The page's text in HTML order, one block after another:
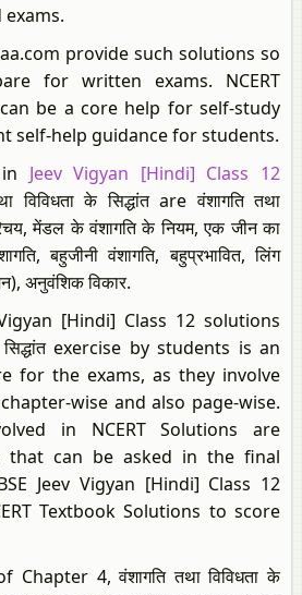
provide such solutions so
for written exams. NCERT
be a core help for self-study
self-help guidance for students.
Jeev Vigyan [Hindi] Class 12
विविधता के सिद्धांत are वंशागति तथा
मेंडल के वंशागति के नियम, एक जीन का
बहुजीनी वंशागति, बहुप्रभावित, लिंग
अनुवंशिक विकार.
[Hindi] Class 12 solutions
सिद्धांत exercise by students is an
for the exams, as they involve
wise and also page-wise.
in NCERT Solutions are
that can be asked in the final
Jeev Vigyan [Hindi] Class 12
Textbook Solutions to score
4, वंशागति तथा विविधता के